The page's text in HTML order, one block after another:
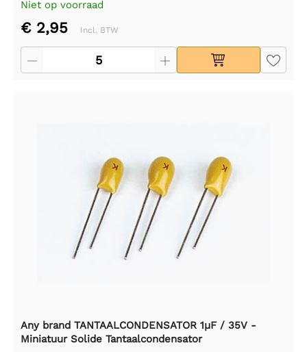
Niet op voorraad
€ 2,95 Incl. BTW
Any brand TANTAALCONDENSATOR 1µF / 35V -
Miniatuur Solide Tantaalcondensator